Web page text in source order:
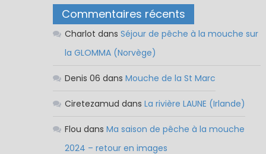
Commentaires récents
Charlot dans Séjour de pêche à la mouche sur
la GLOMMA (Norvège)
Denis 06 dans Mouche de la St Marc
Ciretezamud dans La rivière LAUNE (Irlande)
Flou dans Ma saison de pêche à la mouche
2024 – retour en images